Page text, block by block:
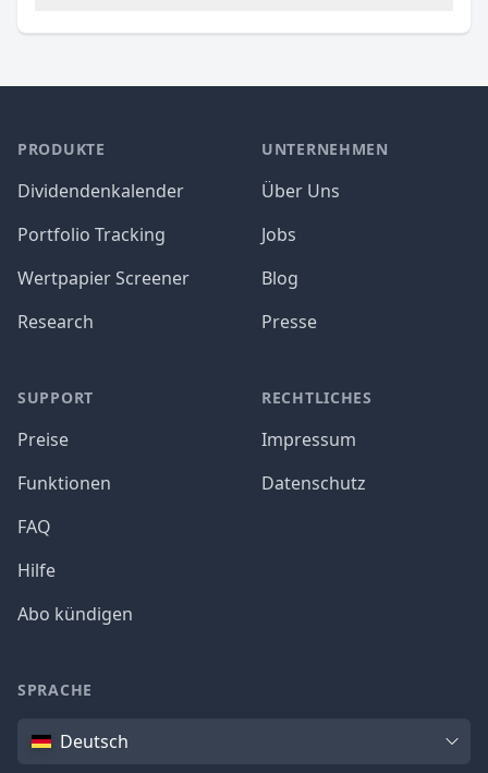
PRODUKTE
Dividendenkalender
Portfolio Tracking
Wertpapier Screener
Research
SUPPORT
Preise
Funktionen
FAQ
Hilfe
Abo kündigen
UNTERNEHMEN
Über Uns
Jobs
Blog
Presse
RECHTLICHES
Impressum
Datenschutz
SPRACHE
SpracheDeutsch